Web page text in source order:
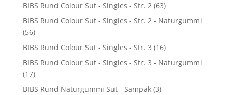
BIBS Rund Colour Sut - Singles - Str. 2 (63)
BIBS Rund Colour Sut - Singles - Str. 2 - Naturgummi
(56)
BIBS Rund Colour Sut - Singles - Str. 3 (16)
BIBS Rund Colour Sut - Singles - Str. 3 - Naturgummi
(17)
BIBS Rund Naturgummi Sut - Sampak (3)